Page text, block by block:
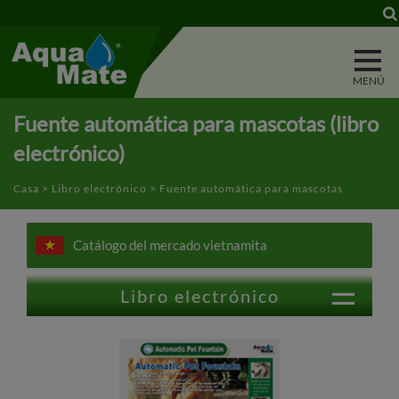
Fuente automática para mascotas (libro
electrónico)
Casa > Libro electrónico > Fuente automática para mascotas
Catálogo del mercado vietnamita
Libro electrónico